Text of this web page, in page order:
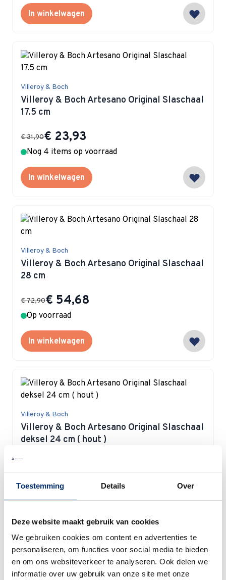
Toestemming Details Over
Deze website maakt gebruik van cookies
We gebruiken cookies om content en advertenties te
personaliseren, om functies voor social media te bieden
en om ons websiteverkeer te analyseren. Ook delen we
informatie over uw gebruik van onze site met onze
In winkelwagen
Villeroy & Boch
Villeroy & Boch Artesano Original Slaschaal
17.5 cm
Special Price
€ 23,93
€ 31,90
Nog 4 items op voorraad
In winkelwagen
Villeroy & Boch
Villeroy & Boch Artesano Original Slaschaal
28 cm
Special Price
€ 54,68
€ 72,90
Op voorraad
In winkelwagen
Villeroy & Boch
Villeroy & Boch Artesano Original Slaschaal
deksel 24 cm ( hout )
Villeroy & Boch